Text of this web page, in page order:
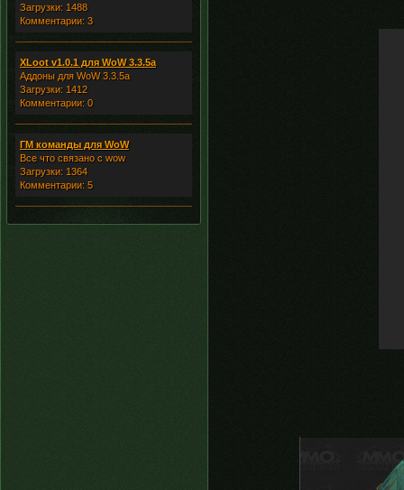
Загрузки: 1488
Комментарии: 3
XLoot v1.0.1 для WoW 3.3.5a
Аддоны для WoW 3.3.5a
Загрузки: 1412
Комментарии: 0
ГМ команды для WoW
Все что связано с wow
Загрузки: 1364
Комментарии: 5